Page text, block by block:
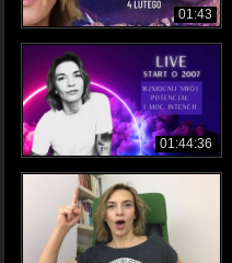
01:43
01:44:36